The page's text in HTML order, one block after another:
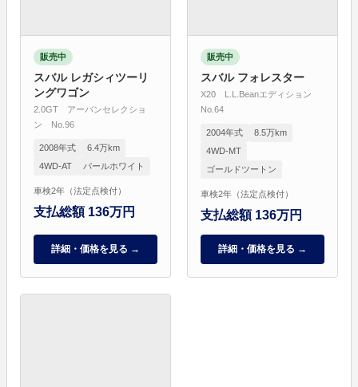
販売中
スバル レガシィツーリ
ングワゴン
2.0GT アーバンセレクショ
ン No.96
2008年式
6.4万km
4WD-AT
パールホワイト
車検2年（法定点検付）
支払総額 136万円
詳細・価格を見る →
販売中
スバル フォレスター
X20 L.L.Beanエディション
No.64
2004年式
8.5万km
4WD-MT
ゴールドツートン
車検2年（法定点検付）
支払総額 136万円
詳細・価格を見る →